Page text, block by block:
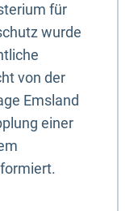
für
wurde
von der
Emsland
einer